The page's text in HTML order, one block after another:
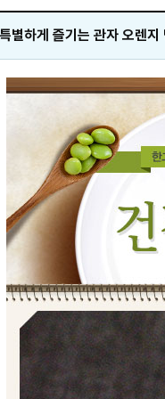
특별하게 즐기는 관자 오렌